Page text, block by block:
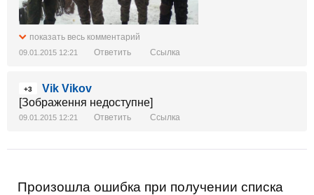
показать весь комментарий
09.01.2015 12:21 Ответить Ссылка
+3
Vik Vikov
[Зображення недоступне]
09.01.2015 12:21 Ответить Ссылка
Произошла ошибка при получении списка